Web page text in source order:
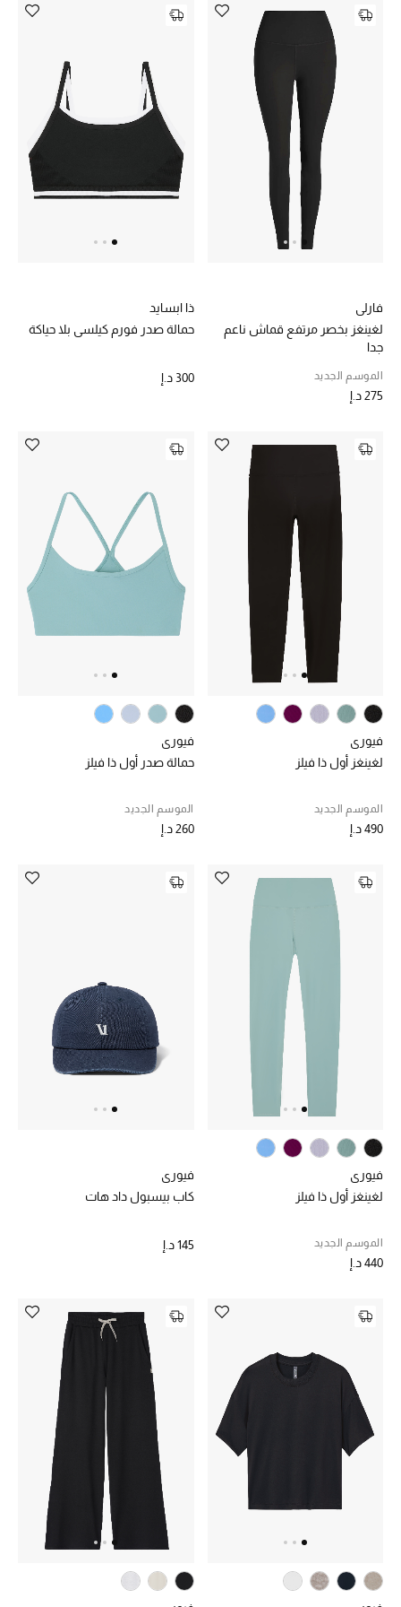
تشكيلة الأعراس
حقائب وأحذية متطابقة
هدايا للنساء
ركن الفخامة
جميع الملابس النسائية
جميع الأحذية النسائية
جميع الإكسسورات النسائية
الحقائب
الحقائب النسائية
دليل ملتزمات الحقائب
حقائب رجالية
حقائب الأطفال
أبرز المصممين
الأحذية
تشكيلة الأحذية
الأحذية الرجالية
أحذية للأطفال
أبرز المصممين
الجمال
خصومات
جميع مستحضرات الجمال
العطور
فارلي
لغينغز بخصر مرتفع قماش ناعم
جدا
الموسم الجديد
275 د.إ
ذا ابسايد
حمالة صدر فورم كيلسي بلا حياكة
300 د.إ
فيوري
لغينغز أول ذا فيلز
الموسم الجديد
490 د.إ
فيوري
حمالة صدر أول ذا فيلز
الموسم الجديد
260 د.إ
فيوري
لغينغز أول ذا فيلز
الموسم الجديد
440 د.إ
فيوري
كاب بيسبول داد هات
145 د.إ